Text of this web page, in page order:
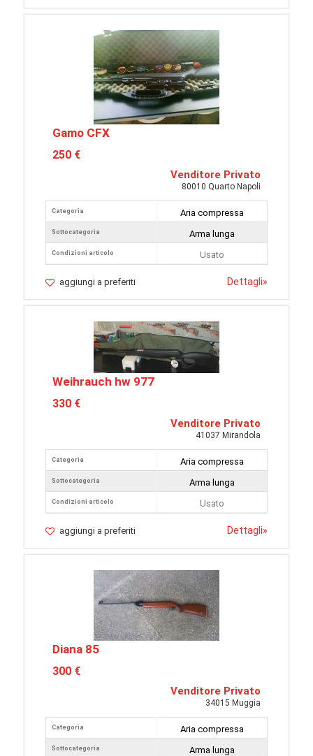
Gamo CFX
250 €
Venditore Privato
80010 Quarto Napoli
Categoria
Sottocategoria
Condizioni articolo
Aria compressa
Arma lunga
Usato
aggiungi a preferiti Dettagli»
Weihrauch hw 977
330 €
Venditore Privato
41037 Mirandola
Categoria
Sottocategoria
Condizioni articolo
Aria compressa
Arma lunga
Usato
aggiungi a preferiti Dettagli»
Diana 85
300 €
Venditore Privato
34015 Muggia
Categoria
Sottocategoria
Aria compressa
Arma lunga